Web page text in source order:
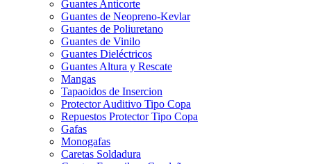
Guantes Anticorte
Guantes de Neopreno-Kevlar
Guantes de Poliuretano
Guantes de Vinilo
Guantes Dieléctricos
Guantes Altura y Rescate
Mangas
Tapaoidos de Insercion
Protector Auditivo Tipo Copa
Repuestos Protector Tipo Copa
Gafas
Monogafas
Caretas Soldadura